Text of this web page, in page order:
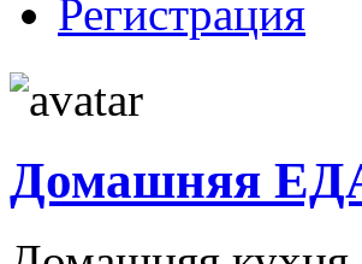
Регистрация
Домашняя